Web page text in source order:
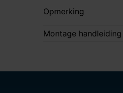
Opmerking
Montage handleiding